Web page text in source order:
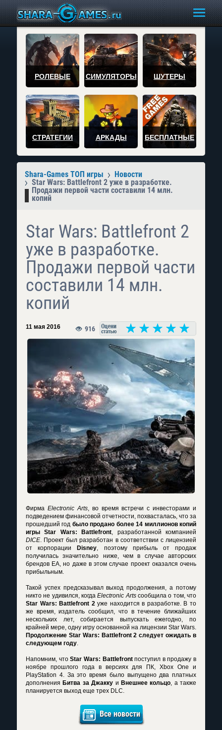
РОЛЕВЫЕ СИМУЛЯТОРЫ ШУТЕРЫ
СТРАТЕГИИ АРКАДЫ БЕСПЛАТНЫЕ
Shara-Games ТОП игры
Новости
Star Wars: Battlefront 2 уже в разработке.
Продажи первой части составили 14 млн.
копий
Star Wars: Battlefront 2
уже в разработке.
Продажи первой части
составили 14 млн.
копий
11 мая 2016 916
Фирма Electronic Arts, во время встречи с инвесторами и
подведением финансовой отчетности, похвасталась, что за
прошедший год было продано более 14 миллионов копий
игры Star Wars: Battlefront, разработанной компанией
DICE. Проект был разработан в соответствии с лицензией
от корпорации
Disney, поэтому прибыль от продаж
получилась значительно ниже, чем в случае авторских
брендов EA, но даже в этом случае проект оказался очень
прибыльным.
Такой успех предсказывал выход продолжения, а потому
никто не удивился, когдаElectronic Artsсообщила о том, что
Star Wars: Battlefront 2уже находится в разработке. В то
же время, издатель сообщил, что в течение ближайших
нескольких лет, собирается выпускать ежегодно, по
крайней мере, одну игру основанной на лицензии Star Wars.
Продолжение Star Wars: Battlefront 2 следует ожидать в
следующем году.
Напомним, чтоStar Wars: Battlefrontпоступил в продажу в
ноябре прошлого года в версиях для ПК, Xbox One и
PlayStation 4. За это время было выпущено два платных
дополнения Битва за Джакку и Внешнее кольцо, а также
планируется выход еще трех DLC.
Все новости